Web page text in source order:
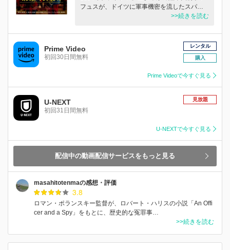
フュスが、ドイツに軍事機密を流したスパ…
>>続きを読む
Prime Video
初回30日間無料
レンタル
購入
Prime Videoで今すぐ見る
U-NEXT
初回31日間無料
見放題
U-NEXTで今すぐ見る
配信中の動画配信サービスをもっと見る
masahitotenmaの感想・評価
3.8
ロマン・ポランスキー監督が、ロバート・ハリスの小説「An Offi
cer and a Spy」をもとに、歴史的な冤罪事…
>>続きを読む